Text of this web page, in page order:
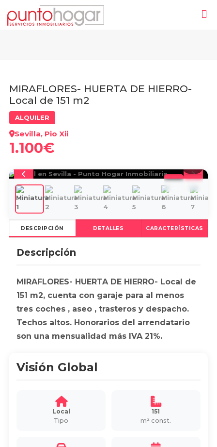
MIRAFLORES- HUERTA DE HIERRO-
Local de 151 m2
ALQUILER
Sevilla, Pio Xii
1.100€
DESCRIPCIÓN DETALLES CARACTERÍSTICAS
Descripción
MIRAFLORES- HUERTA DE HIERRO- Local de
151 m2, cuenta con garaje para al menos
tres coches , aseo , trasteros y despacho.
Techos altos. Honorarios del arrendatario
son una mensualidad más IVA 21%.
Visión Global
Local
Tipo
151
m² const.